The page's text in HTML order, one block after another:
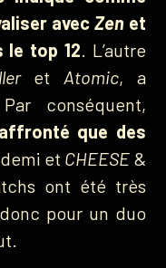
avec Zen et
le top 12. L’autre
et Atomic, a
conséquent,
que des
et CHEESE &
ont été très
pour un duo